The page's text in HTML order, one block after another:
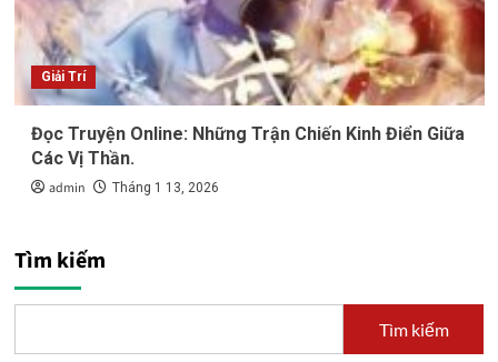
Giải Trí
Đọc Truyện Online: Những Trận Chiến Kinh Điển Giữa
Các Vị Thần.
admin Tháng 1 13, 2026
Tìm kiếm
Tìm kiếm